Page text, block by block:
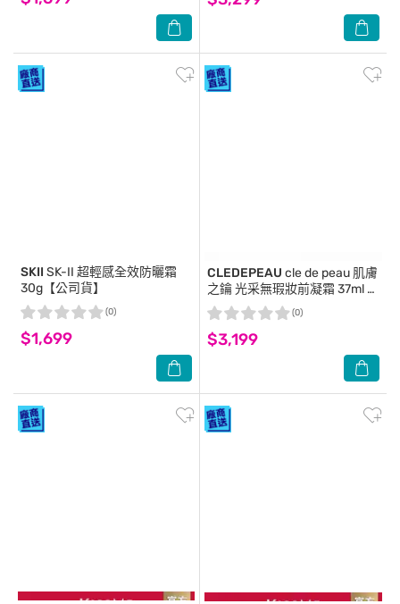
SKII SK-II 超輕感全效防曬霜
30g【公司貨】
$1,699
(0)
CLEDEPEAU cle de peau 肌膚
之鑰 光采無瑕妝前凝霜 37ml 2
入組
$3,199
(0)